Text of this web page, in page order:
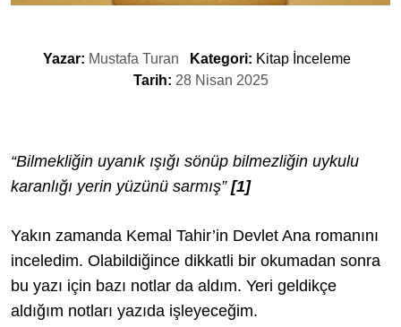
Yazar: Mustafa Turan Kategori: Kitap İnceleme
Tarih: 28 Nisan 2025
“Bilmekliğin uyanık ışığı sönüp bilmezliğin uykulu
karanlığı yerin yüzünü sarmış” [1]
Yakın zamanda Kemal Tahir’in Devlet Ana romanını
inceledim. Olabildiğince dikkatli bir okumadan sonra
bu yazı için bazı notlar da aldım. Yeri geldikçe
aldığım notları yazıda işleyeceğim.